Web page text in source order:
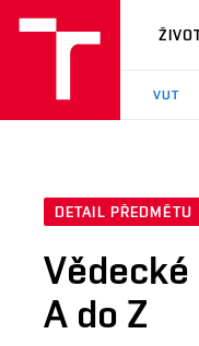
VUT
VUT
DETAIL PŘEDMĚTU
A do Z